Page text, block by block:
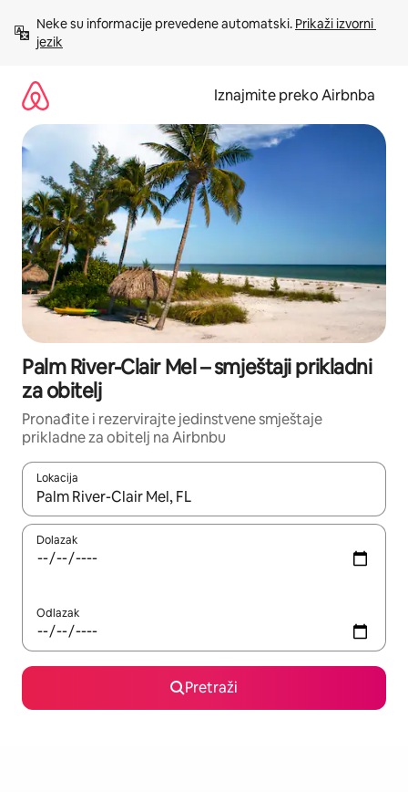
sadržaj
Neke su informacije prevedene automatski. Prikaži izvorni
jezik
Iznajmite preko Airbnba
Palm River-Clair Mel – smještaji prikladni
za obitelj
Pronađite i rezervirajte jedinstvene smještaje
prikladne za obitelj na Airbnbu
Lokacija
Kada budu dostupni rezultati, moći ćete ih pregledati
Dolazak
Odlazak
Pretraži